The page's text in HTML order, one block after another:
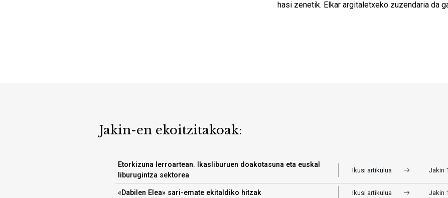
hasi zenetik. Elkar argitaletxeko zuzendaria da
Jakin-en ekoitzitakoak:
Etorkizuna lerroartean. Ikasliburuen doakotasuna eta euskal
liburugintza sektorea
Ikusi artikulua Jakin
«Dabilen Elea» sari-emate ekitaldiko hitzak Ikusi artikulua Jakin